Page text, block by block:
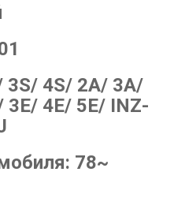
3S/ 4S/ 2A/ 3A/
4E/ 5E/ INZ-
78~